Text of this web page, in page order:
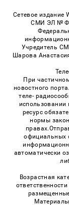
Сетевое издание
СМИ ЭЛ №
Учредитель
Шарова
При
новостного
теле-
использовании
ресурс
нормы
официальных
автоматически
Возрастная